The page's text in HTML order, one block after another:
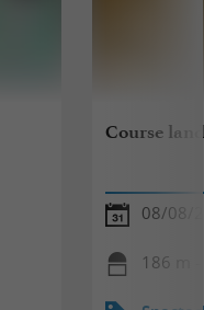
Course
08/08/
186 m